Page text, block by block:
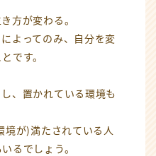
方が変わる。
よってのみ、自分を変
です。
、置かれている環境も
境が)満たされている人
るでしょう。